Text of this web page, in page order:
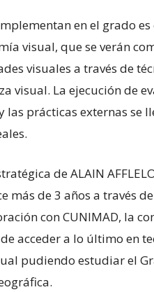
en el grado es
visual, que se verán
visuales a través de
visual. La ejecución de
prácticas externas se
de ALAIN
más de 3 años a través
con CUNIMAD, la
acceder a lo último en
pudiendo estudiar el